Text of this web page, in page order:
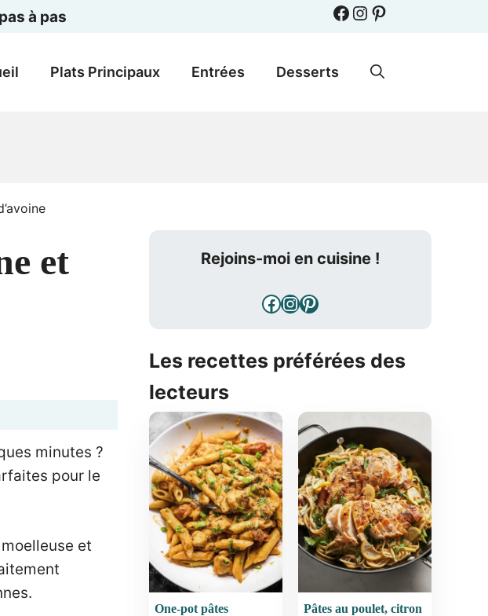
à pas Facebook
Instagram
Pinterest
Plats Principaux Entrées Desserts
et
minutes ?
pour le
et
Rejoins-moi en cuisine !
Facebook
Instagram
Pinterest
Les recettes préférées des
lecteurs
One-pot pâtes
Pâtes au poulet, citron